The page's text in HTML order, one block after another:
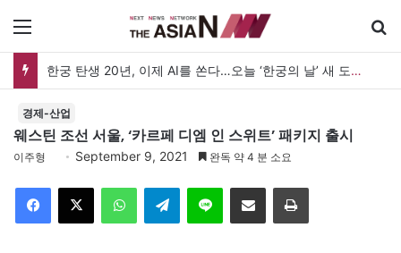
한궁 탄생 20년, 이제 AI를 쏜다…오늘 ‘한궁의 날’ 새 도약 선언
경제-산업
웨스틴 조선 서울, ‘카르페 디엠 인 스위트’ 패키지 출시
이주형 September 9, 2021 완독 약 4 분 소요
Telegram 이메일